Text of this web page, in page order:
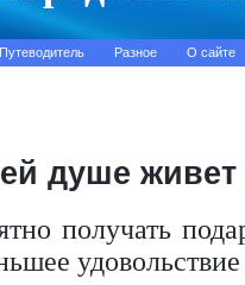
Путеводитель Разное О сайте
душе живет
получать